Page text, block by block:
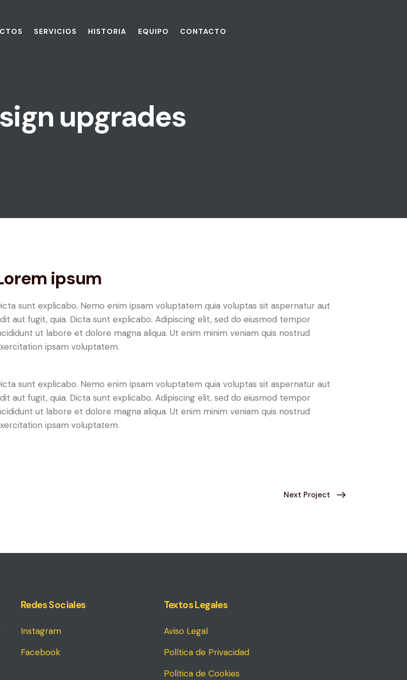
SERVICIOS HISTORIA EQUIPO CONTACTO
upgrades
ipsum
sunt explicabo. Nemo enim ipsam voluptatem quia voluptas sit aspernatur aut
aut fugit, quia. Dicta sunt explicabo. Adipiscing elit, sed do eiusmod tempor
ut labore et dolore magna aliqua. Ut enim minim veniam quis nostrud
ipsam voluptatem.
sunt explicabo. Nemo enim ipsam voluptatem quia voluptas sit aspernatur aut
aut fugit, quia. Dicta sunt explicabo. Adipiscing elit, sed do eiusmod tempor
ut labore et dolore magna aliqua. Ut enim minim veniam quis nostrud
ipsam voluptatem.
Next Project
Redes Sociales
Instagram
Facebook
Textos Legales
Aviso Legal
Política de Privacidad
Política de Cookies